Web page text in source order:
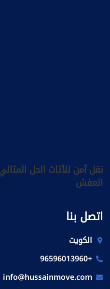
نقل آمن للأثاث الحل
العفش
اتصل بنا
الكويت
+96596013960
info@hussainmove.com